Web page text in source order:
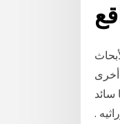
أخرى
سائد
.